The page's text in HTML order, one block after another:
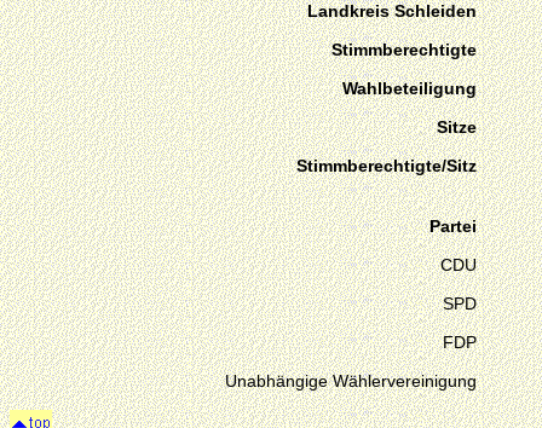
Landkreis Schleiden
Stimmberechtigte
Wahlbeteiligung
Sitze
Stimmberechtigte/Sitz
Partei
CDU
SPD
FDP
Unabhängige Wählervereinigung